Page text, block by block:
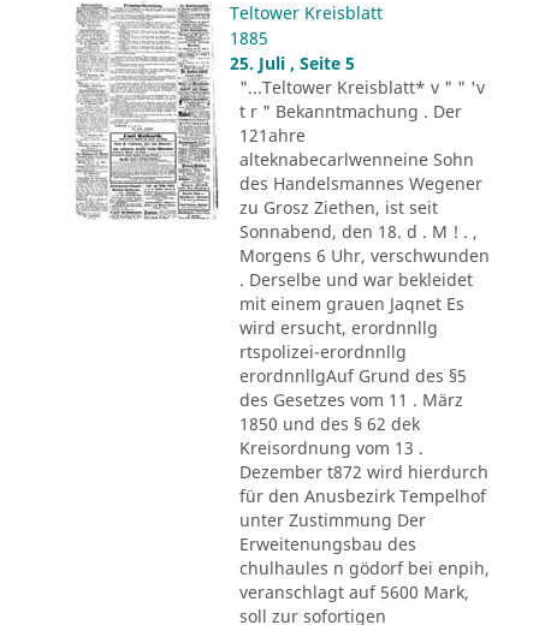
Teltower Kreisblatt
1885
25. Juli , Seite 5
"...Teltower Kreisblatt* v " " 'v
t r " Bekanntmachung . Der
121ahre
alteknabecarlwenneine Sohn
des Handelsmannes Wegener
zu Grosz Ziethen, ist seit
Sonnabend, den 18. d . M ! . ,
Morgens 6 Uhr, verschwunden
. Derselbe und war bekleidet
mit einem grauen Jaqnet Es
wird ersucht, erordnnllg
rtspolizei-erordnnllg
erordnnllgAuf Grund des §5
des Gesetzes vom 11 . März
1850 und des § 62 dek
Kreisordnung vom 13 .
Dezember t872 wird hierdurch
für den Anusbezirk Tempelhof
unter Zustimmung Der
Erweitenungsbau des
chulhaules n gödorf bei enpih,
veranschlagt auf 5600 Mark,
soll zur sofortigen